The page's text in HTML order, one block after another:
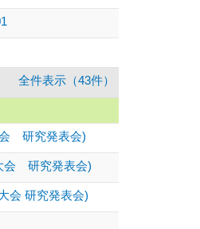
全件表示（43件）
会 研究発表会)
会 研究発表会)
会 研究発表会)